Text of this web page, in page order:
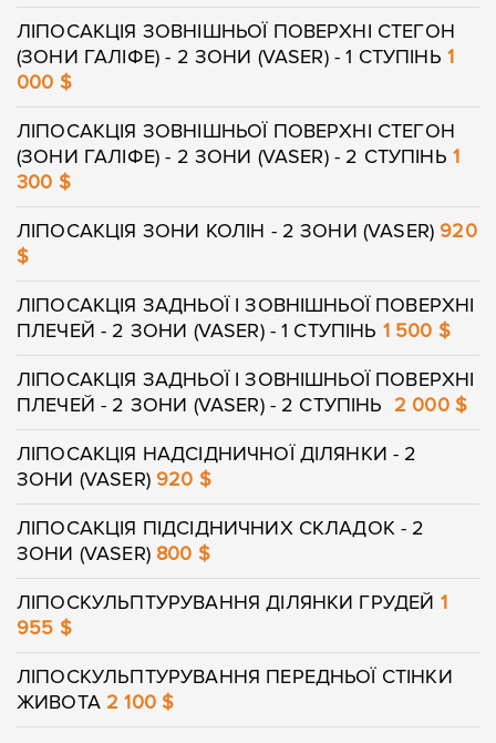
ЛІПОСАКЦІЯ ЗОВНІШНЬОЇ ПОВЕРХНІ СТЕГОН
(ЗОНИ ГАЛІФЕ) - 2 ЗОНИ (VASER) - 1 СТУПІНЬ 1
000 $
ЛІПОСАКЦІЯ ЗОВНІШНЬОЇ ПОВЕРХНІ СТЕГОН
(ЗОНИ ГАЛІФЕ) - 2 ЗОНИ (VASER) - 2 СТУПІНЬ 1
300 $
ЛІПОСАКЦІЯ ЗОНИ КОЛІН - 2 ЗОНИ (VASER) 920
$
ЛІПОСАКЦІЯ ЗАДНЬОЇ І ЗОВНІШНЬОЇ ПОВЕРХНІ
ПЛЕЧЕЙ - 2 ЗОНИ (VASER) - 1 СТУПІНЬ 1 500 $
ЛІПОСАКЦІЯ ЗАДНЬОЇ І ЗОВНІШНЬОЇ ПОВЕРХНІ
ПЛЕЧЕЙ - 2 ЗОНИ (VASER) - 2 СТУПІНЬ 2 000 $
ЛІПОСАКЦІЯ НАДСІДНИЧНОЇ ДІЛЯНКИ - 2
ЗОНИ (VASER) 920 $
ЛІПОСАКЦІЯ ПІДСІДНИЧНИХ СКЛАДОК - 2
ЗОНИ (VASER) 800 $
ЛІПОСКУЛЬПТУРУВАННЯ ДІЛЯНКИ ГРУДЕЙ 1
955 $
ЛІПОСКУЛЬПТУРУВАННЯ ПЕРЕДНЬОЇ СТІНКИ
ЖИВОТА 2 100 $